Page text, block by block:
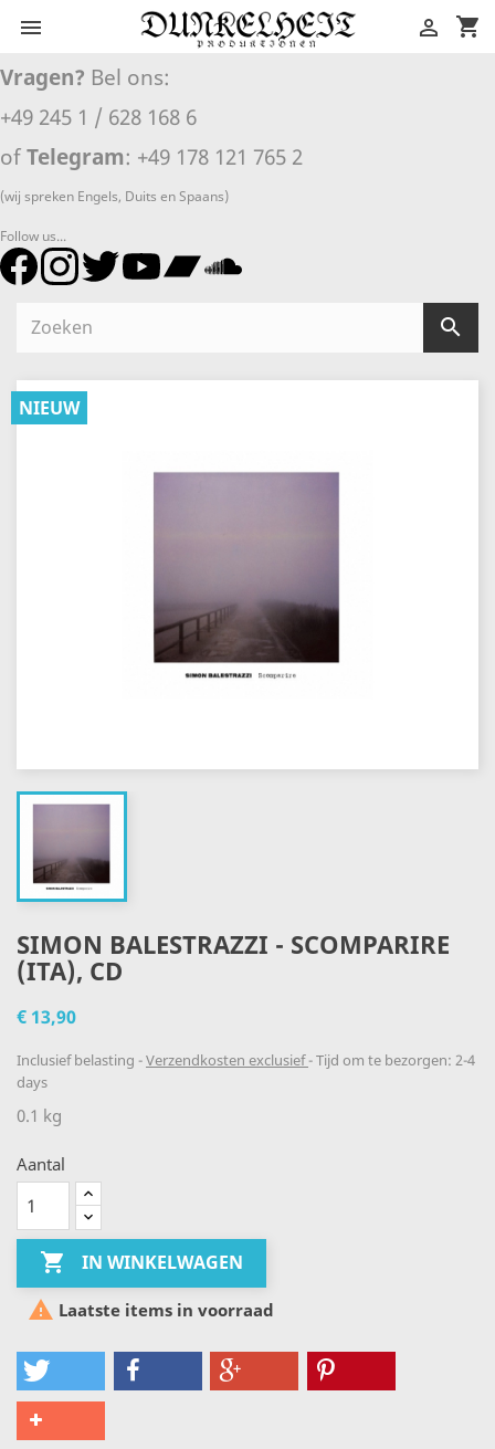
 shopping_cart

Vragen? Bel ons:
+49 245 1 / 628 168 6
of Telegram: +49 178 121 765 2
(wij spreken Engels, Duits en Spaans)
Follow us...

NIEUW
SIMON BALESTRAZZI - SCOMPARIRE
(ITA), CD
€ 13,90
Inclusief belasting Verzendkosten exclusief Tijd om te bezorgen: 2-4
days
0.1 kg
Aantal
 IN WINKELWAGEN
 Laatste items in voorraad